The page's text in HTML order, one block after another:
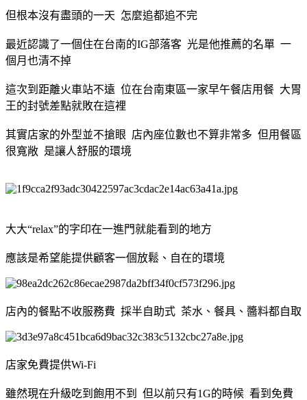
但根本沒有盡頭的一天 怎麼追都追不完
最近認識了一個住在台南的IG部落客 光是他推薦的名單 一
個月也清不掉
這次到距離火車站不遠 位在台南東區一家早午餐店用餐 大胃
王的封號差點就敗在這裡
其實店家的外型並不搶眼 店內座位數也不算非常多 但用餐區
很寬敞 是讓人舒服的環境
大大“relax”的字印在一進門就能看到的地方
應該是希望能提供顧客一個放鬆、自在的環境
店內的餐點不收服務費 採半自助式 茶水、餐具、醬料都自取
店家免費提供Wi-Fi
雖然現在升級吃到飽用不到 但以前只有1G的時候 看到免費